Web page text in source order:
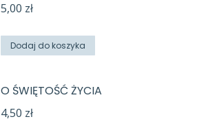
5,00 zł
Dodaj do koszyka
O ŚWIĘTOŚĆ ŻYCIA
4,50 zł